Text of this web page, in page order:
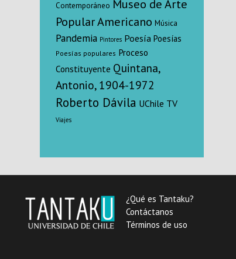
Contemporáneo Museo de Arte
Popular Americano Música
Pandemia Pintores Poesía Poesías
Poesías populares Proceso
Constituyente Quintana,
Antonio, 1904-1972
Roberto Dávila UChile TV
Viajes
¿Qué es Tantaku?
Contáctanos
Términos de uso